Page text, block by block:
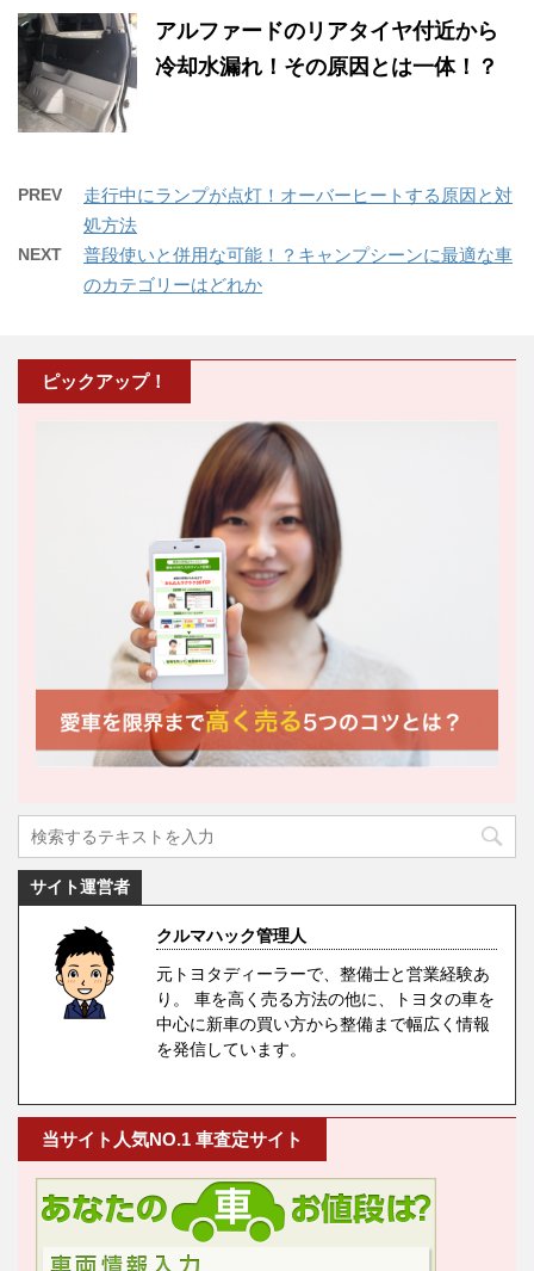
アルファードのリアタイヤ付近から
冷却水漏れ！その原因とは一体！？
PREV
走行中にランプが点灯！オーバーヒートする原因と対
処方法
NEXT
普段使いと併用な可能！？キャンプシーンに最適な車
のカテゴリーはどれか
ピックアップ！
サイト運営者
クルマハック管理人
元トヨタディーラーで、整備士と営業経験あ
り。 車を高く売る方法の他に、トヨタの車を
中心に新車の買い方から整備まで幅広く情報
を発信しています。
当サイト人気NO.1 車査定サイト